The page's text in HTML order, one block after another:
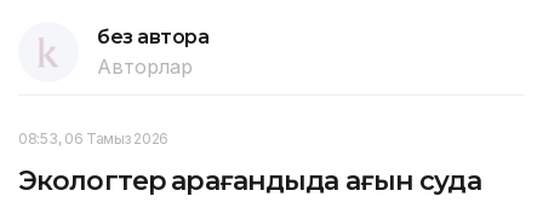
без автора
Авторлар
08:53, 06 Тамыз 2026
Экологтер Қарағандыда ағын суда